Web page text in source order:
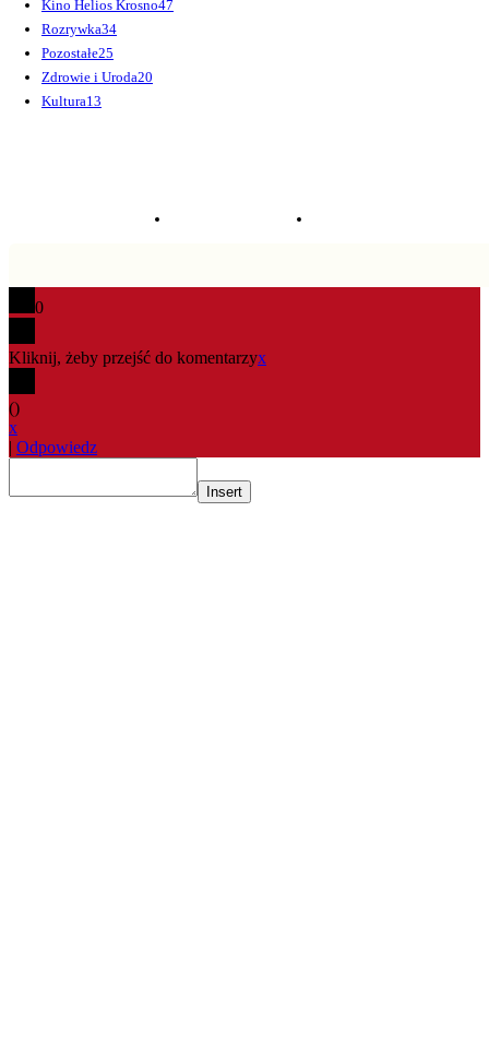
Kino Helios Krosno47
Rozrywka34
Pozostałe25
Zdrowie i Uroda20
Kultura13
0
Kliknij, żeby przejść do komentarzyx
()
x
| Odpowiedz
Insert